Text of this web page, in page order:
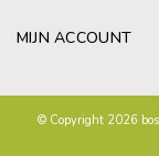
MIJN ACCOUNT
© Copyright 2026